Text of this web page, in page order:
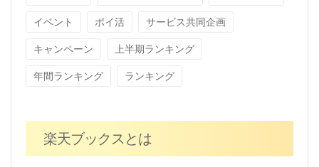
イベント ポイ活 サービス共同企画
キャンペーン 上半期ランキング
年間ランキング ランキング
楽天ブックスとは